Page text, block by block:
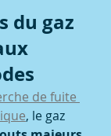
du gaz
de fuite
, le gaz